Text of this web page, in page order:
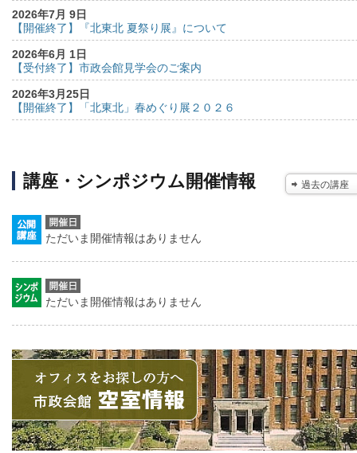
2026年7月 9日
【開催終了】『北東北 夏祭り展』について
2026年6月 1日
【受付終了】市政会館見学会のご案内
2026年3月25日
【開催終了】「北東北」春めぐり展２０２６
講座・シンポジウム開催情報 過去の講座
ただいま開催情報はありません
ただいま開催情報はありません